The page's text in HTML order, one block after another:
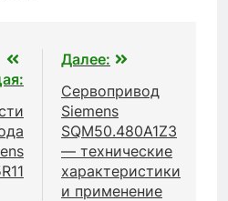
Далее:
Сервопривод
Siemens
SQM50.480A1Z3
— технические
характеристики
и применение